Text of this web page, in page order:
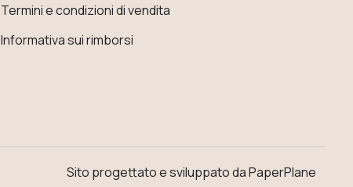
Termini e condizioni di vendita
Informativa sui rimborsi
Sito progettato e sviluppato da PaperPlane